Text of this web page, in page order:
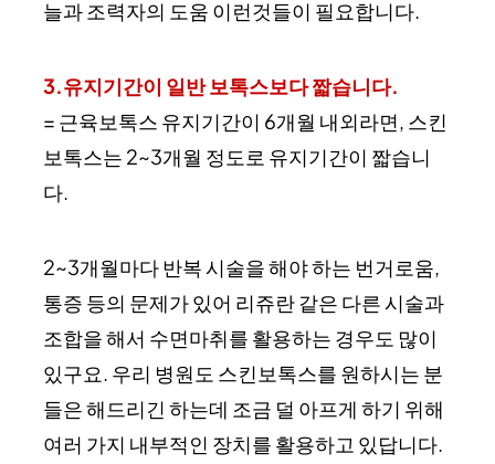
늘과 조력자의 도움 이런것들이 필요합니다.
3.유지기간이 일반 보톡스보다 짧습니다.
= 근육보톡스 유지기간이 6개월 내외라면, 스킨
보톡스는 2~3개월 정도로 유지기간이 짧습니
다.
2~3개월마다 반복 시술을 해야 하는 번거로움,
통증 등의 문제가 있어 리쥬란 같은 다른 시술과
조합을 해서 수면마취를 활용하는 경우도 많이
있구요. 우리 병원도 스킨보톡스를 원하시는 분
들은 해드리긴 하는데 조금 덜 아프게 하기 위해
여러 가지 내부적인 장치를 활용하고 있답니다.